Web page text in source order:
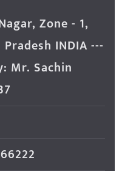
Zone - 1,
INDIA ---
Mr. Sachin